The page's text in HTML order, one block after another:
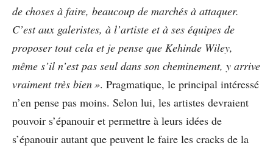
de choses à faire, beaucoup de marchés à attaquer.
C’est aux galeristes, à l’artiste et à ses équipes de
proposer tout cela et je pense que Kehinde Wiley,
même s’il n’est pas seul dans son cheminement, y arrive
vraiment très bien ». Pragmatique, le principal intéressé
n’en pense pas moins. Selon lui, les artistes devraient
pouvoir s’épanouir et permettre à leurs idées de
s’épanouir autant que peuvent le faire les cracks de la